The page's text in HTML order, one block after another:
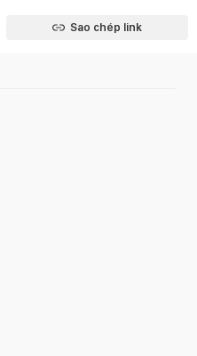
Sao chép link